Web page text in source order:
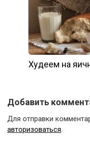
Худеем на
Добавить
Для отправки
авторизоваться.